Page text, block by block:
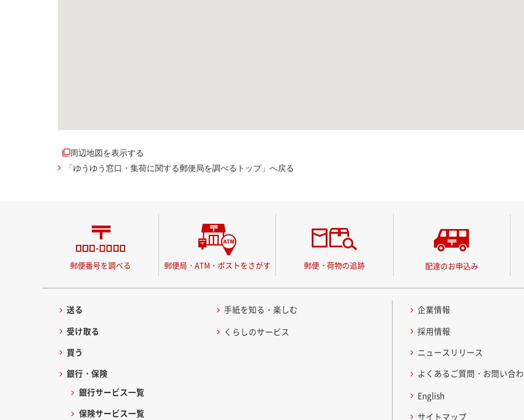
周辺地図を表示する
「ゆうゆう窓口・集荷に関する郵便局を調べるトップ」へ戻る
郵便番号を調べる 郵便局・ATM・ポストをさがす 郵便・荷物の追跡 配達のお申込み
送る
受け取る
買う
銀行・保険
銀行サービス一覧
保険サービス一覧
手紙を知る・楽しむ
くらしのサービス
企業情報
採用情報
ニュースリリース
よくあるご質問・お問い合
English
サイトマップ